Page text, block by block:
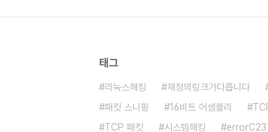
태그
리눅스해킹 재정의링크가다릅니다
패킷 스니핑
16비트 어셈블리
TCP 패킷
시스템해킹